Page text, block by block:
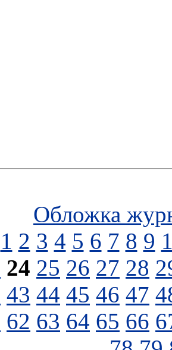
Обложка
1 2 3 4 5 6 7 8 9
24 25 26 27 28
43 44 45 46 47
62 63 64 65 66